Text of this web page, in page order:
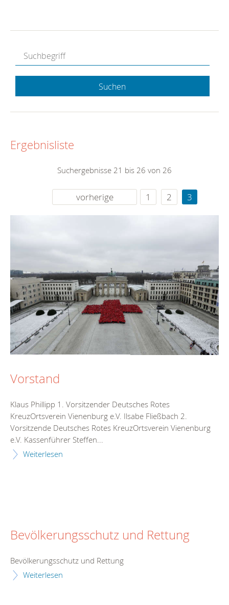
Suchen
Ergebnisliste
Suchergebnisse 21 bis 26 von 26
vorherige 1 2 3
Vorstand
Klaus Phillipp 1. Vorsitzender Deutsches Rotes
KreuzOrtsverein Vienenburg e.V. Ilsabe Fließbach 2.
Vorsitzende Deutsches Rotes KreuzOrtsverein Vienenburg
e.V. Kassenführer Steffen...
Weiterlesen
Bevölkerungsschutz und Rettung
Bevölkerungsschutz und Rettung
Weiterlesen